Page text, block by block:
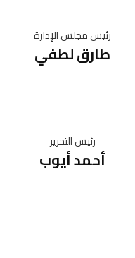
رئيس مجلس الإدارة
طارق لطفي
رئيس التحرير
أحمد أيوب